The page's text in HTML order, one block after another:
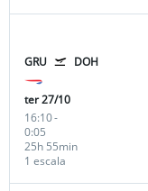
GRU DOH
ter 27/10
16:10-
0:05
1 escala
25h 55min